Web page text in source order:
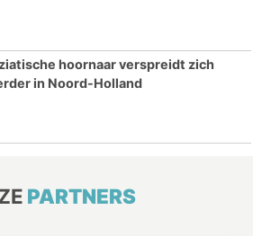
hoornaar verspreidt zich
in Noord-Holland
PARTNERS